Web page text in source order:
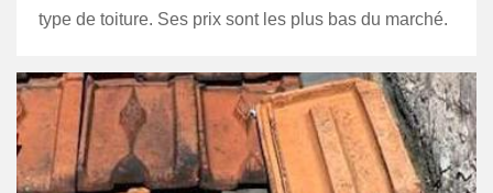
type de toiture. Ses prix sont les plus bas du marché.